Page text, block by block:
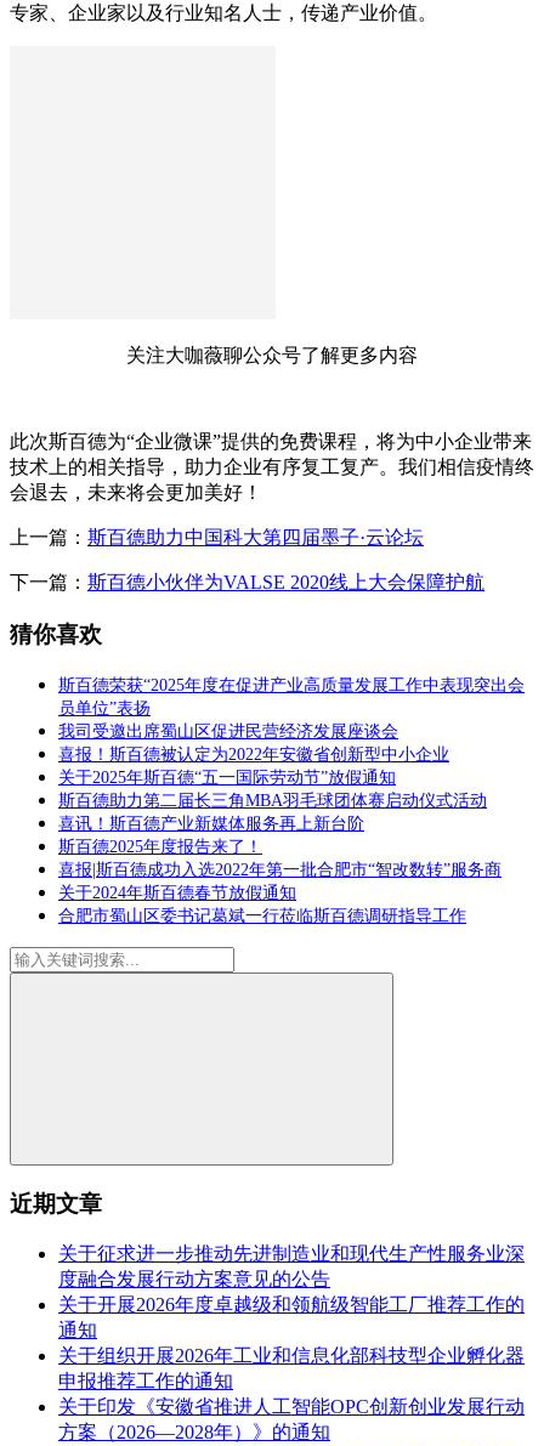
专家、企业家以及行业知名人士，传递产业价值。
关注大咖薇聊公众号了解更多内容
此次斯百德为“企业微课”提供的免费课程，将为中小企业带来
技术上的相关指导，助力企业有序复工复产。我们相信疫情终
会退去，未来将会更加美好！
上一篇： 斯百德助力中国科大第四届墨子·云论坛
下一篇： 斯百德小伙伴为VALSE 2020线上大会保障护航
猜你喜欢
斯百德荣获“2025年度在促进产业高质量发展工作中表现突出会
员单位”表扬
我司受邀出席蜀山区促进民营经济发展座谈会
喜报！斯百德被认定为2022年安徽省创新型中小企业
关于2025年斯百德“五一国际劳动节”放假通知
斯百德助力第二届长三角MBA羽毛球团体赛启动仪式活动
喜讯！斯百德产业新媒体服务再上新台阶
斯百德2025年度报告来了！
喜报|斯百德成功入选2022年第一批合肥市“智改数转”服务商
关于2024年斯百德春节放假通知
合肥市蜀山区委书记葛斌一行莅临斯百德调研指导工作
近期文章
关于征求进一步推动先进制造业和现代生产性服务业深
度融合发展行动方案意见的公告
关于开展2026年度卓越级和领航级智能工厂推荐工作的
通知
关于组织开展2026年工业和信息化部科技型企业孵化器
申报推荐工作的通知
关于印发《安徽省推进人工智能OPC创新创业发展行动
方案（2026—2028年）》的通知